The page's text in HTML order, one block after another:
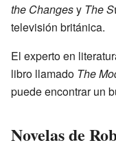
the Changesy The
televisión británica.
El experto en
libro llamado The
puede encontrar un
Novelas de